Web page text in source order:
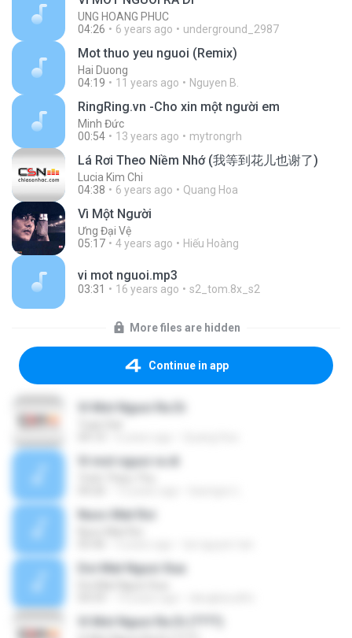
UNG HOANG PHUC
04:26
6 years ago underground_2987
Mot thuo yeu nguoi (Remix)
Hai Duong
04:19
11 years ago Nguyen B.
RingRing.vn -Cho xin một người em
Minh Đức
00:54
13 years ago mytrongrh
Lá Rơi Theo Niềm Nhớ (我等到花儿也谢了)
Lucia Kim Chi
04:38
6 years ago Quang Hoa
Vì Một Người
Ưng Đại Vệ
05:17
4 years ago Hiếu Hoàng
vi mot nguoi.mp3
03:31 16 years ago s2_tom.8x_s2
More files are hidden
Continue in app
Vi Mot Nguoi Ra Di
Vi mot nguoi ra di
Nuoc Mat Roi
Doi Mat Nguoi Xua
Vi Mot Nguoi Ra Di (????)